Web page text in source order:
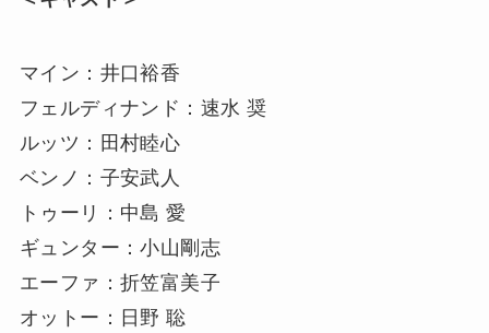
マイン：井口裕香
フェルディナンド：速水 奨
ルッツ：田村睦心
ベンノ：子安武人
トゥーリ：中島 愛
ギュンター：小山剛志
エーファ：折笠富美子
オットー：日野 聡